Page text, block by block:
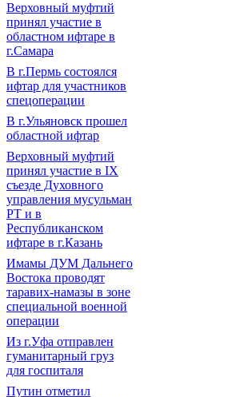
Верховный муфтий
принял участие в
областном ифтаре в
г.Самара
В г.Пермь состоялся
ифтар для участников
спецоперации
В г.Ульяновск прошел
областной ифтар
Верховный муфтий
принял участие в IХ
съезде Духовного
управления мусульман
РТ и в
Республиканском
ифтаре в г.Казань
Имамы ДУМ Дальнего
Востока проводят
таравих-намазы в зоне
специальной военной
операции
Из г.Уфа отправлен
гуманитарный груз
для госпиталя
Путин отметил